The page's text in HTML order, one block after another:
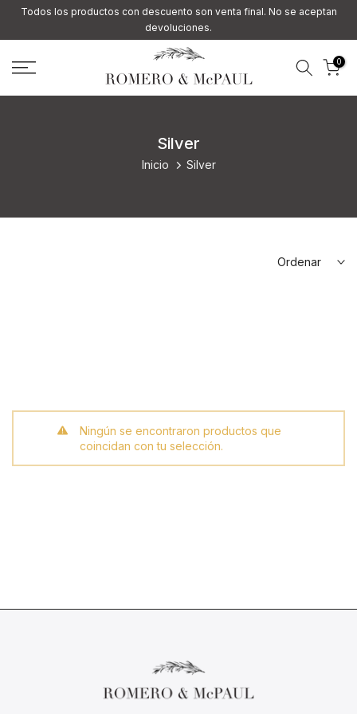
Todos los productos con descuento son venta final. No se aceptan
devoluciones.
0
Silver
Inicio Silver
Ordenar
Ningún se encontraron productos que
coincidan con tu selección.